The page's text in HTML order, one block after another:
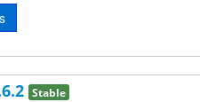
Stable